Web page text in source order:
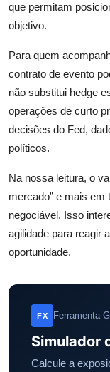
que permitam
objetivo.
Para quem
contrato de evento
não substitui hedge
operações de curto
decisões do Fed,
políticos.
Na nossa leitura, o
mercado” e mais
negociável. Isso
agilidade para reagir
oportunidade.
FX Ferramenta
Simulador
Calcule a